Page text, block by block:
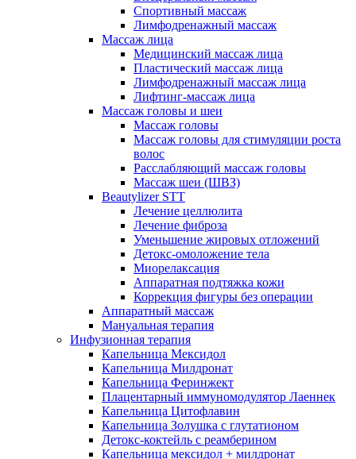
Спортивный массаж
Лимфодренажный массаж
Массаж лица
Медицинский массаж лица
Пластический массаж лица
Лимфодренажный массаж лица
Лифтинг-массаж лица
Массаж головы и шеи
Массаж головы
Массаж головы для стимуляции роста
волос
Расслабляющий массаж головы
Массаж шеи (ШВЗ)
Beautylizer STT
Лечение целлюлита
Лечение фиброза
Уменьшение жировых отложений
Детокс-омоложение тела
Миорелаксация
Аппаратная подтяжка кожи
Коррекция фигуры без операции
Аппаратный массаж
Мануальная терапия
Инфузионная терапия
Капельница Мексидол
Капельница Милдронат
Капельница Феринжект
Плацентарный иммуномодулятор Лаеннек
Капельница Цитофлавин
Капельница Золушка с глутатионом
Детокс-коктейль с реамберином
Капельница мексидол + милдронат